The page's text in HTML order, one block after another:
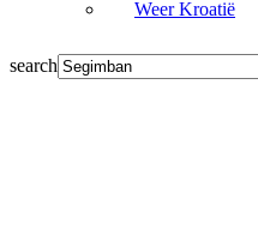
Weer Kroatië
search